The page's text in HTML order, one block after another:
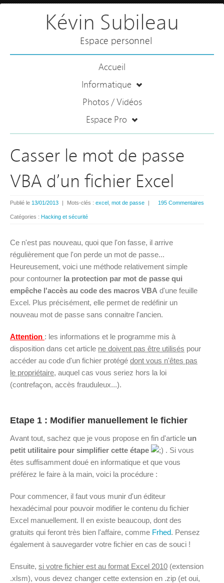
Kévin Subileau
Espace personnel
Accueil
Informatique
Photos / Vidéos
Espace Pro
Casser le mot de passe
VBA d’un fichier Excel
195 Commentaires
Publié le 13/01/2013 | Mots-clés : excel mot de passe |
Catégories : Hacking et sécurité
Ce n'est pas nouveau, quoi que l'on fasse, il arrive
régulièrement que l'on perde un mot de passe...
Heureusement, voici une méthode relativement simple
pour contourner la protection par mot de passe qui
empêche l'accès au code des macros VBA d'une feuille
Excel. Plus précisément, elle permet de redéfinir un
nouveau mot de passe sans connaitre l'ancien.
Attention : les informations et le programme mis à
disposition dans cet article ne doivent pas être utilisés pour
accéder au code d'un fichier protégé dont vous n'êtes pas
le propriétaire, auquel cas vous seriez hors la loi
(contrefaçon, accès frauduleux...).
Etape 1 : Modifier manuellement le fichier
Avant tout, sachez que je vous propose en fin d'article un
petit utilitaire pour simplifier cette étape
. Si vous
êtes suffisamment doué en informatique et que vous
préférez le faire à la main, voici la procédure :
Pour commencer, il faut vous munir d'un éditeur
hexadécimal pour pouvoir modifier le contenu du fichier
Excel manuellement. Il en existe beaucoup, dont des
gratuits qui feront très bien l'affaire, comme Frhed. Pensez
également à sauvegarder votre fichier en cas de souci !
Ensuite, si votre fichier est au format Excel 2010 (extension
.xlsm), vous devez changer cette extension en .zip (et oui,